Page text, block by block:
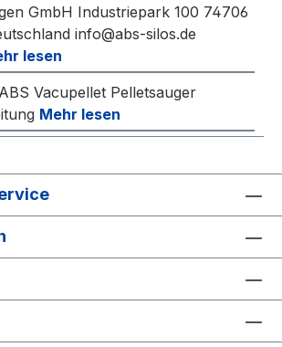
GmbH Industriepark 100 74706
info@abs-silos.de
lesen
ABS Vacupellet Pelletsauger
Mehr lesen